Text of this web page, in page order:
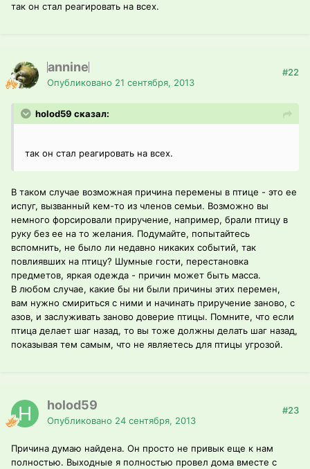
так он стал реагировать на всех.
annine
Опубликовано 21 сентября, 2013
#22
holod59 сказал:
так он стал реагировать на всех.
В таком случае возможная причина перемены в птице - это ее
испуг, вызванный кем-то из членов семьи. Возможно вы
немного форсировали приручение, например, брали птицу в
руку без ее на то желания. Подумайте, попытайтесь
вспомнить, не было ли недавно никаких событий, так
повлиявших на птицу? Шумные гости, перестановка
предметов, яркая одежда - причин может быть масса.
В любом случае, какие бы ни были причины этих перемен,
вам нужно смириться с ними и начинать приручение заново, с
азов, и заслуживать заново доверие птицы. Помните, что если
птица делает шаг назад, то вы тоже должны делать шаг назад,
показывая тем самым, что не являетесь для птицы угрозой.
holod59
Опубликовано 24 сентября, 2013
#23
Причина думаю найдена. Он просто не привык еще к нам
полностью. Выходные я полностью провел дома вместе с